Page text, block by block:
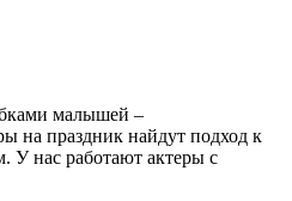
малышей –
на праздник найдут подход к
У нас работают актеры с